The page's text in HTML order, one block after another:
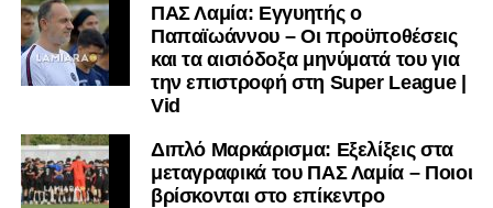
ΠΑΣ Λαμία: Εγγυητής ο
Παπαϊωάννου – Οι προϋποθέσεις
και τα αισιόδοξα μηνύματά του για
την επιστροφή στη Super League |
Vid
Διπλό Μαρκάρισμα: Εξελίξεις στα
μεταγραφικά του ΠΑΣ Λαμία – Ποιοι
βρίσκονται στο επίκεντρο